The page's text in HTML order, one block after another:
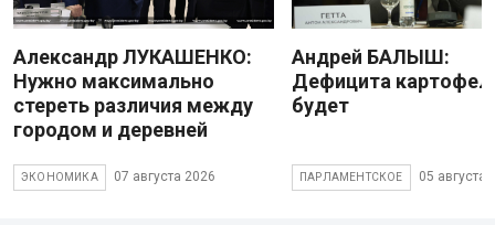
Александр ЛУКАШЕНКО:
Нужно максимально
стереть различия между
городом и деревней
ЭКОНОМИКА 07 августа 2026
Андрей БАЛЫШ:
Дефицита
будет
ПАРЛАМЕНТСКОЕ 05 августа